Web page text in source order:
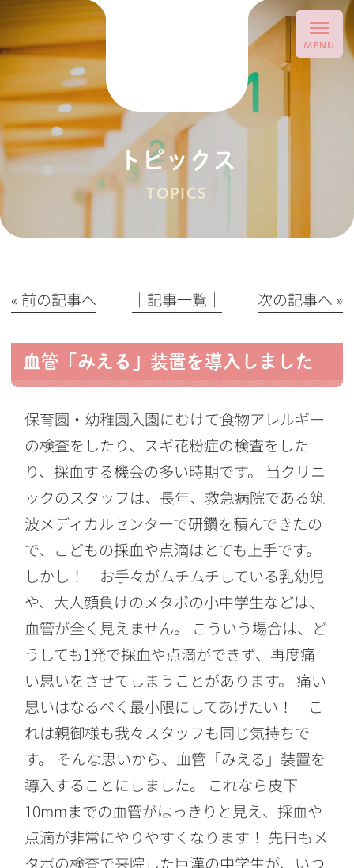
トピックス
TOPICS
« 前の記事へ │記事一覧│ 次の記事へ »
血管「みえる」装置を導入しました
保育園・幼稚園入園にむけて食物アレルギー
の検査をしたり、スギ花粉症の検査をした
り、採血する機会の多い時期です。 当クリニ
ックのスタッフは、長年、救急病院である筑
波メディカルセンターで研鑽を積んできたの
で、こどもの採血や点滴はとても上手です。
しかし！ お手々がムチムチしている乳幼児
や、大人顔負けのメタボの小中学生などは、
血管が全く見えません。 こういう場合は、ど
うしても1発で採血や点滴ができず、再度痛
い思いをさせてしまうことがあります。 痛い
思いはなるべく最小限にしてあげたい！ こ
れは親御様も我々スタッフも同じ気持ちで
す。 そんな思いから、血管「みえる」装置を
導入することにしました。 これなら皮下
10mmまでの血管がはっきりと見え、採血や
点滴が非常にやりやすくなります！ 先日もメ
タボの検査で来院した巨漢の中学生が、いつ